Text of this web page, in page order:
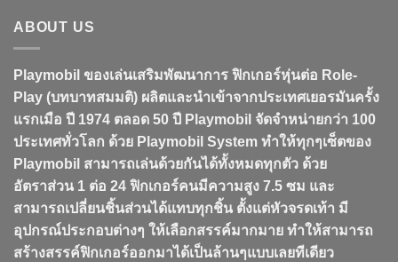
ABOUT US
Playmobil ของเล่นเสริมพัฒนาการ ฟิกเกอร์หุ่นต่อ Role-
Play (บทบาทสมมติ) ผลิตและนำเข้าจากประเทศเยอรมันครั้ง
แรกเมือ ปี 1974 ตลอด 50 ปี Playmobil จัดจำหน่ายกว่า 100
ประเทศทั่วโลก ด้วย Playmobil System ทำให้ทุกๆเซ็ตของ
Playmobil สามารถเล่นด้วยกันได้ทั้งหมดทุกตัว ด้วย
อัตราส่วน 1 ต่อ 24 ฟิกเกอร์คนมีความสูง 7.5 ซม และ
สามารถเปลี่ยนชิ้นส่วนได้แทบทุกชิ้น ตั้งแต่หัวจรดเท้า มี
อุปกรณ์ประกอบต่างๆ ให้เลือกสรรค์มากมาย ทำให้สามารถ
สร้างสรรค์ฟิกเกอร์ออกมาได้เป็นล้านๆแบบเลยทีเดียว